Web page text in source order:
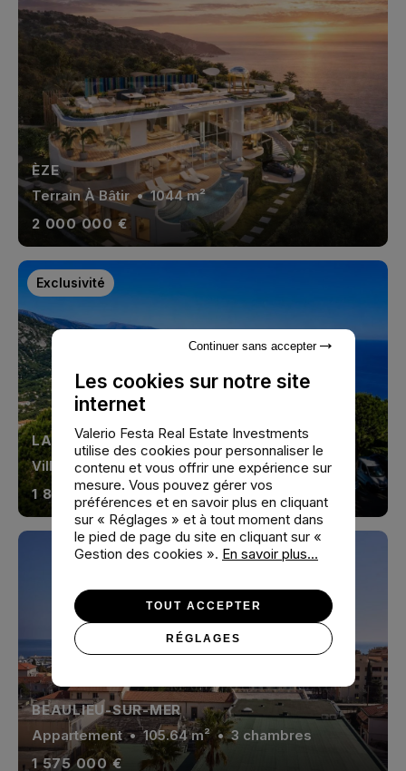
ÈZE
Terrain À Bâtir• 1044 m²
2 000 000 €
Exclusivité
LA TURBIE
Villa
• 126.57 m² • 3 chambres
1 895 000 €
BEAULIEU-SUR-MER
Appartement• 105.64 m² • 3 chambres
1 575 000 €
Les cookies sur notre site
internet
Valerio Festa Real Estate Investments
utilise des cookies pour personnaliser le
contenu et vous offrir une expérience sur
mesure. Vous pouvez gérer vos
préférences et en savoir plus en cliquant
sur « Réglages » et à tout moment dans
le pied de page du site en cliquant sur «
Gestion des cookies ». En savoir plus...
TOUT ACCEPTER
RÉGLAGES
Continuer sans accepter